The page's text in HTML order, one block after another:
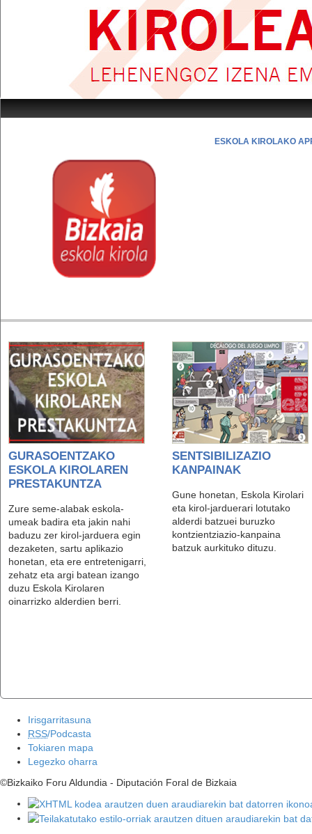
ESKOLA KIROLAKO
ZUK PARTE HARTU,
GEHIAGO
BIKEE, BIZKAIKO
GURASOENTZAKO
ESKOLA KIROLAREN
PRESTAKUNTZA
Zure seme-alabak eskola-
umeak badira eta jakin nahi
baduzu zer kirol-jarduera egin
dezaketen, sartu aplikazio
honetan, eta ere entretenigarri,
zehatz eta argi batean izango
duzu Eskola Kirolaren
oinarrizko alderdien berri.
SENTSIBILIZAZIO
KANPAINAK
Gune honetan, Eskola Kirolari
eta kirol-jarduerari lotutako
alderdi batzuei buruzko
kontzientziazio-kanpaina
batzuk aurkituko dituzu.
Irisgarritasuna
RSS/Podcasta
Tokiaren mapa
Legezko oharra
©Bizkaiko Foru Aldundia - Diputación Foral de Bizkaia